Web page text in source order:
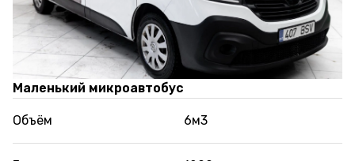
Маленький микроавтобус
Объём 6м3